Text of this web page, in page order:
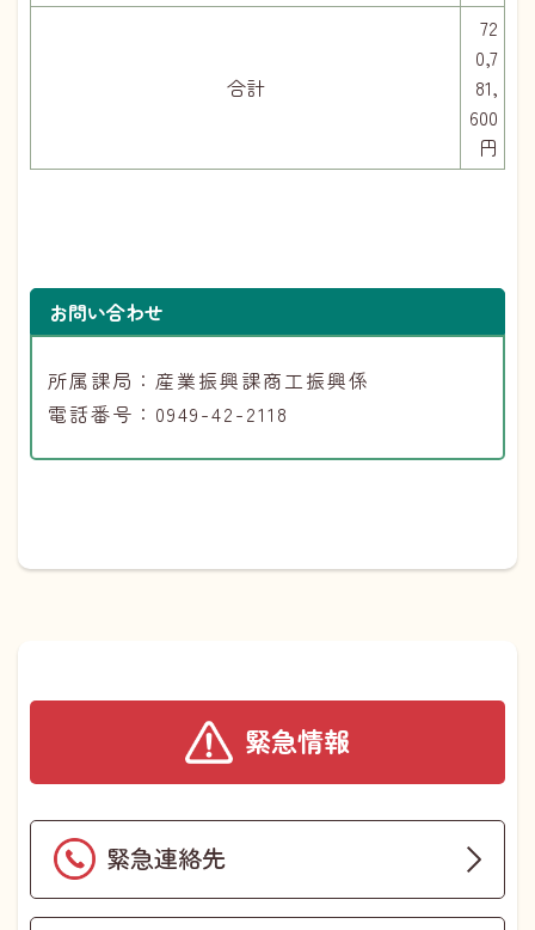
合計
72
0,7
81,
600
円
お問い合わせ
所属課局：産業振興課商工振興係
電話番号：0949-42-2118
緊急情報
緊急連絡先